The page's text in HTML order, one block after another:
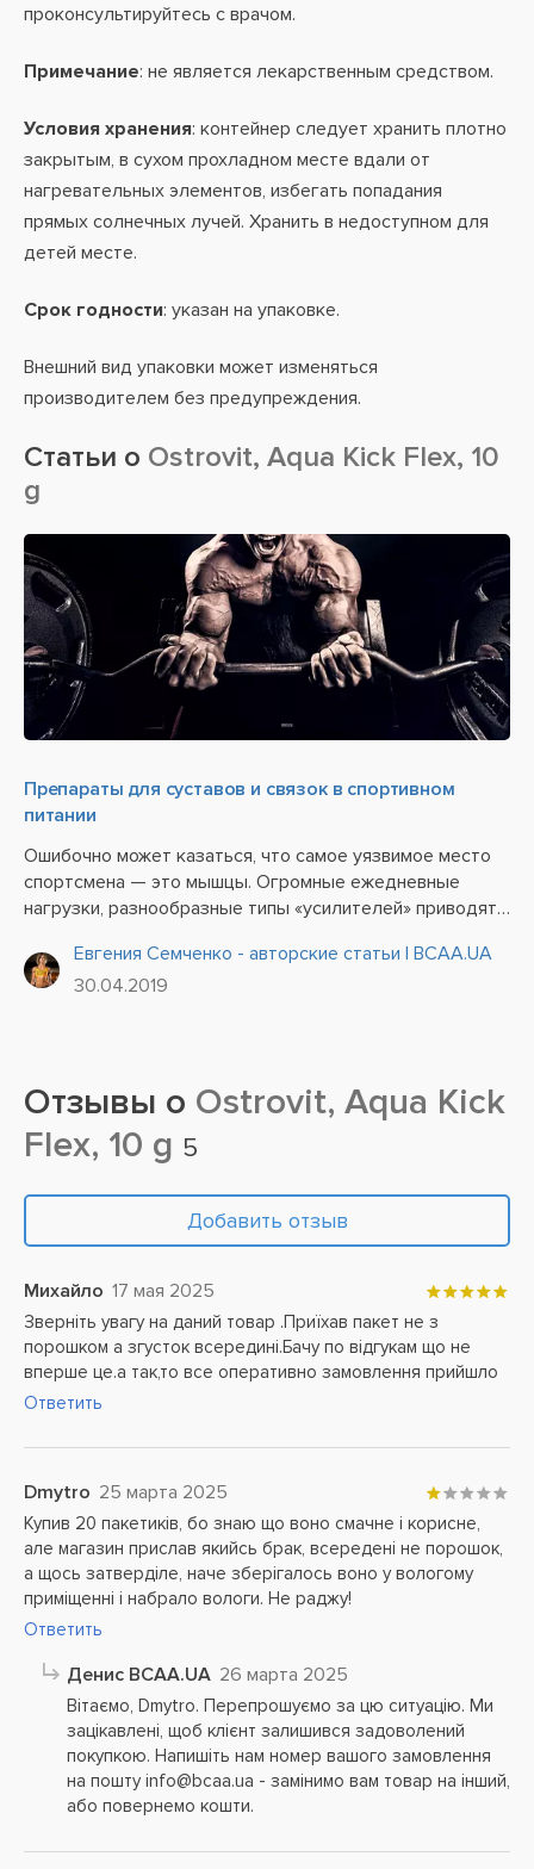
проконсультируйтесь с врачом.
Примечание: не является лекарственным средством.
Условия хранения: контейнер следует хранить плотно
закрытым, в сухом прохладном месте вдали от
нагревательных элементов, избегать попадания
прямых солнечных лучей. Хранить в недоступном для
детей месте.
Срок годности: указан на упаковке.
Внешний вид упаковки может изменяться
производителем без предупреждения.
Статьи о Ostrovit, Aqua Kick Flex, 10
g
Препараты для суставов и связок в спортивном
питании
Ошибочно может казаться, что самое уязвимое место
спортсмена — это мышцы. Огромные ежедневные
нагрузки, разнообразные типы «усилителей» приводят
Евгения Семченко - авторские статьи | BCAA.UA
30.04.2019
Отзывы о Ostrovit, Aqua Kick
Flex, 10 g 5
Добавить отзыв
Михайло 17 мая 2025
Зверніть увагу на даний товар .Приїхав пакет не з
порошком а згусток всередині.Бачу по відгукам що не
вперше це.а так,то все оперативно замовлення прийшло
Ответить
Dmytro 25 марта 2025
Купив 20 пакетиків, бо знаю що воно смачне і корисне,
але магазин прислав якийсь брак, всередені не порошок,
а щось затверділе, наче зберігалось воно у вологому
приміщенні і набрало вологи. Не раджу!
Ответить
Денис BCAA.UA 26 марта 2025
Вітаємо, Dmytro. Перепрошуємо за цю ситуацію. Ми
зацікавлені, щоб клієнт залишився задоволений
покупкою. Напишіть нам номер вашого замовлення
на пошту info@bcaa.ua - замінимо вам товар на інший,
або повернемо кошти.